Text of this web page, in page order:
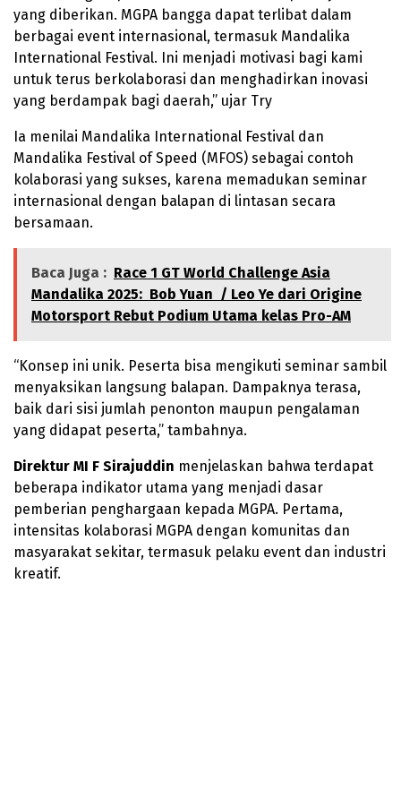
yang diberikan. MGPA bangga dapat terlibat dalam
berbagai event internasional, termasuk Mandalika
International Festival. Ini menjadi motivasi bagi kami
untuk terus berkolaborasi dan menghadirkan inovasi
yang berdampak bagi daerah,” ujar Try
Ia menilai Mandalika International Festival dan
Mandalika Festival of Speed (MFOS) sebagai contoh
kolaborasi yang sukses, karena memadukan seminar
internasional dengan balapan di lintasan secara
bersamaan.
Baca Juga : Race 1 GT World Challenge Asia
Mandalika 2025: Bob Yuan / Leo Ye dari Origine
Motorsport Rebut Podium Utama kelas Pro-AM
“Konsep ini unik. Peserta bisa mengikuti seminar sambil
menyaksikan langsung balapan. Dampaknya terasa,
baik dari sisi jumlah penonton maupun pengalaman
yang didapat peserta,” tambahnya.
Direktur MI F Sirajuddin menjelaskan bahwa terdapat
beberapa indikator utama yang menjadi dasar
pemberian penghargaan kepada MGPA. Pertama,
intensitas kolaborasi MGPA dengan komunitas dan
masyarakat sekitar, termasuk pelaku event dan industri
kreatif.